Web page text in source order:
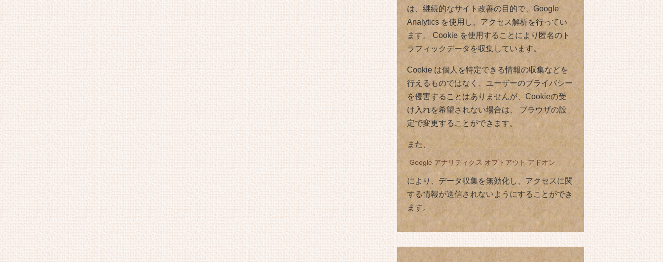
は、継続的なサイト改善の目的で、Google
Analytics を使用し、アクセス解析を行ってい
ます。 Cookie を使用することにより匿名のト
ラフィックデータを収集しています。
Cookie は個人を特定できる情報の収集などを
行えるものではなく、ユーザーのプライバシー
を侵害することはありませんが、Cookieの受
け入れを希望されない場合は、 ブラウザの設
定で変更することができます。
また、
Google アナリティクス オプトアウト アドオン
により、データ収集を無効化し、アクセスに関
する情報が送信されないようにすることができ
ます。